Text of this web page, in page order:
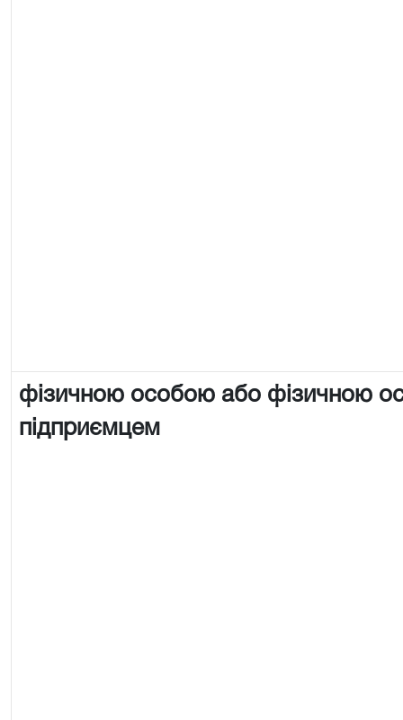
фізичною особою або фізичною
підприємцем